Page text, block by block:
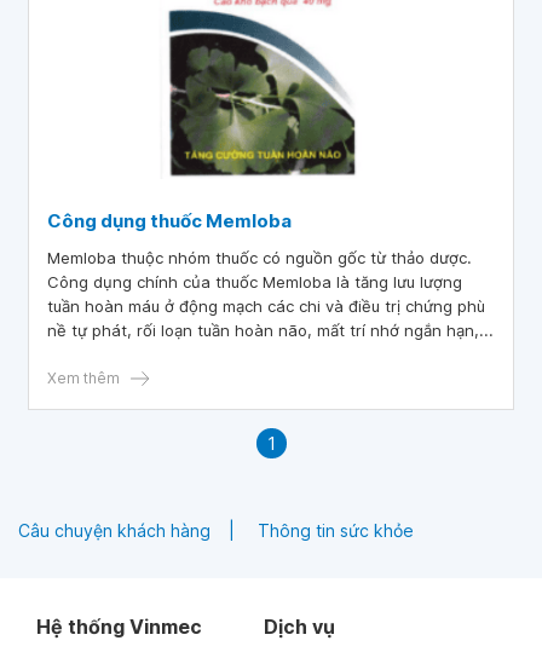
Công dụng thuốc Memloba
Memloba thuộc nhóm thuốc có nguồn gốc từ thảo dược.
Công dụng chính của thuốc Memloba là tăng lưu lượng
tuần hoàn máu ở động mạch các chi và điều trị chứng phù
nề tự phát, rối loạn tuần hoàn não, mất trí nhớ ngắn hạn,...
Xem thêm
1
Câu chuyện khách hàng Thông tin sức khỏe
Hệ thống Vinmec Dịch vụ